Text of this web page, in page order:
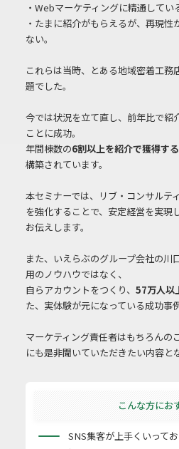
・Webマーケティングに精通してい
・たまに紹介がもらえるが、再現性
ない。
これらは当時、とある地域密着工務
題でした。
今では状況を立て直し、前年比で紹
ことに成功。
年間棟数の6割以上を紹介で獲得する
構築されています。
本セミナーでは、リブ・コンサルテ
を強化することで、安定経営を実現
お伝えします。
また、いえらぶのグループ会社の川
用のノウハウではなく、
自らアカウントをつくり、 57万人以
た、実体験が元になっている成功事
マーケティング責任者はもちろんの
にも是非聞いていただきたい内容と
こんな方にお
SNS集客が上手くいって